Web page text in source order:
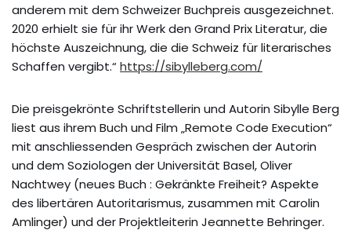
anderem mit dem Schweizer Buchpreis ausgezeichnet.
2020 erhielt sie für ihr Werk den Grand Prix Literatur, die
höchste Auszeichnung, die die Schweiz für literarisches
Schaffen vergibt.“ https://sibylleberg.com/
Die preisgekrönte Schriftstellerin und Autorin Sibylle Berg
liest aus ihrem Buch und Film „Remote Code Execution“
mit anschliessenden Gespräch zwischen der Autorin
und dem Soziologen der Universität Basel, Oliver
Nachtwey (neues Buch : Gekränkte Freiheit? Aspekte
des libertären Autoritarismus, zusammen mit Carolin
Amlinger) und der Projektleiterin Jeannette Behringer.